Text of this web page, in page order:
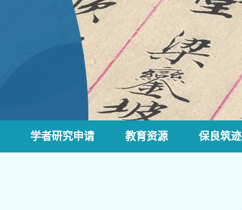
学者研究申请 教育资源 保良筑迹